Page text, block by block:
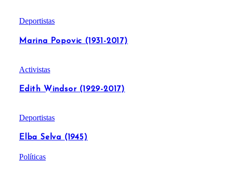
Deportistas
Marina Popovic (1931-2017)
Activistas
Edith Windsor (1929-2017)
Deportistas
Elba Selva (1945)
Políticas